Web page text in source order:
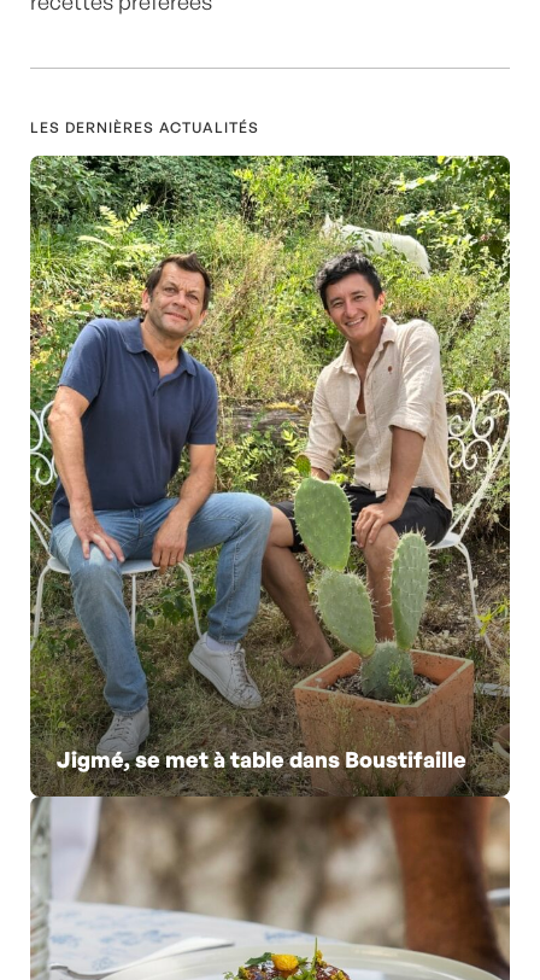
LES DERNIÈRES ACTUALITÉS
Jigmé, se met à table dans Boustifaille